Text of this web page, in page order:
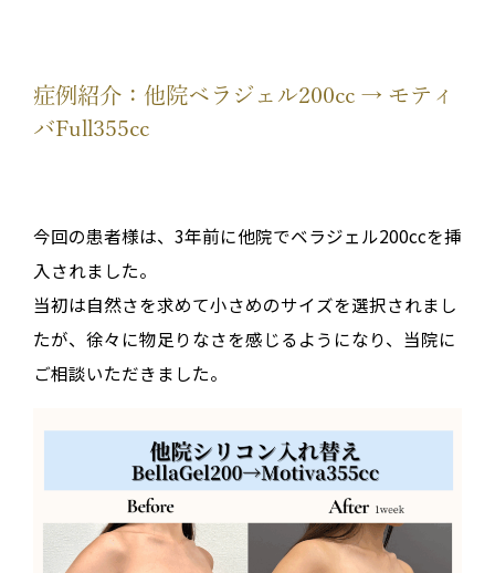
症例紹介：他院ベラジェル200cc → モティ
バFull355cc
今回の患者様は、3年前に他院でベラジェル200ccを挿
入されました。
当初は自然さを求めて小さめのサイズを選択されまし
たが、徐々に物足りなさを感じるようになり、当院に
ご相談いただきました。